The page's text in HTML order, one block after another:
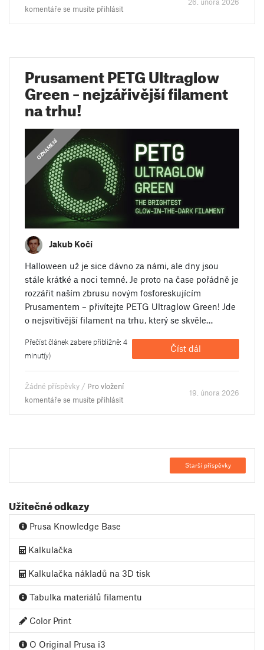
komentáře se musíte přihlásit
26. února 2026
Prusament PETG Ultraglow
Green – nejzářivější filament
na trhu!
OZNÁMENÍ
OZNÁMENÍ
Jakub Kočí
Halloween už je sice dávno za námi, ale dny jsou
stále krátké a noci temné. Je proto na čase pořádně je
rozzářit naším zbrusu novým fosforeskujícím
Prusamentem – přivítejte PETG Ultraglow Green! Jde
o nejsvítivější filament na trhu, který se skvěle…
Přečíst článek zabere přibližně: 4
minut(y)
Číst dál
Žádné příspěvky / Pro vložení
komentáře se musíte přihlásit
19. února 2026
Starší příspěvky
Užitečné odkazy
Prusa Knowledge Base
Kalkulačka
Kalkulačka nákladů na 3D tisk
Tabulka materiálů filamentu
Color Print
O Original Prusa i3